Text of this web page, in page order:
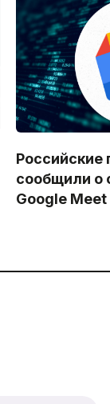
Российские
сообщили о
Google Meet